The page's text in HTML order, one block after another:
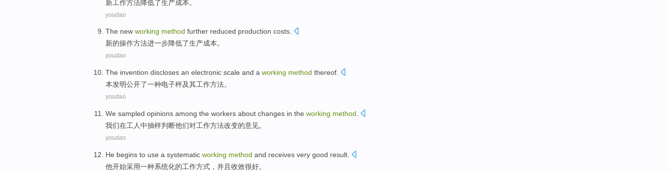
新工作方法降低了生产成本。
youdao
The new working method further reduced production costs.
新的操作方法进一步降低了生产成本。
youdao
The invention discloses an electronic scale and a working method thereof.
本发明公开了一种电子秤及其工作方法。
youdao
We sampled opinions among the workers about changes in the working method
我们在工人中抽样判断他们对工作方法改变的意见。
youdao
He begins to use a systematic working method and receives very good result.
他开始采用一种系统化的工作方式 ， 并且 收效很好。